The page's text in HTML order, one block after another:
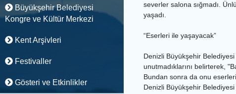
Büyükşehir Belediyesi
Kongre ve Kültür Merkezi
Kent Arşivleri
Festivaller
Gösteri ve Etkinlikler
severler salona sığmadı.
yaşadı.
“Eserleri ile yaşayacak”
Denizli Büyükşehir
unutmadıklarını belirterek,
Bundan sonra da onu
Denizli Büyükşehir